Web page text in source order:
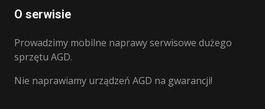
O serwisie
Prowadzimy mobilne naprawy serwisowe dużego
sprzętu AGD.
Nie naprawiamy urządzeń AGD na gwarancji!